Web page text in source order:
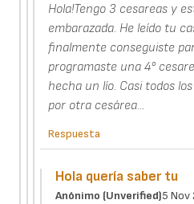
Hola!Tengo 3 cesareas y
embarazada. He leído tu
finalmente conseguiste
programaste una 4°
hecha un lío. Casi todos
por otra cesárea...
Respuesta
Hola quería saber tu
Anónimo (unverified)5 Nov